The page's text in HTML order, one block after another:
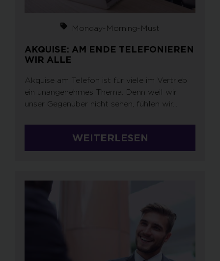
Monday-Morning-Must
AKQUISE: AM ENDE TELEFONIEREN
WIR ALLE
Akquise am Telefon ist für viele im Vertrieb
ein unangenehmes Thema. Denn weil wir
unser Gegenüber nicht sehen, fühlen wir...
WEITERLESEN